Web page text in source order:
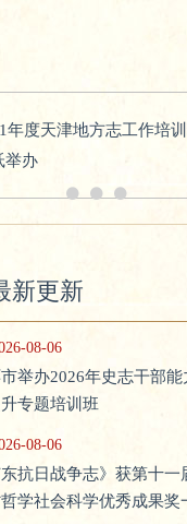
年度天津地方志工作培
举办
方志馆南方丝绸之路分馆
领导小组第五次会议在北
新更新
08-06
举办2026年史志干部能
专题培训班
08-06
东抗日战争志》获第十一
学社会科学优秀成果奖